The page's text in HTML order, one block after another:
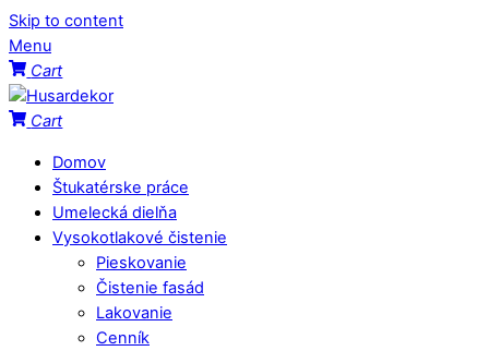
Skip to content
Menu
Cart
Cart
Domov
Štukatérske práce
Umelecká dielňa
Vysokotlakové čistenie
Pieskovanie
Čistenie fasád
Lakovanie
Cenník